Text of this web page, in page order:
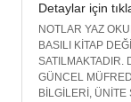
Detaylar için
NOTLAR YAZ
BASILI KİTAP
SATILMAKTADIR.
GÜNCEL
BİLGİLERİ,